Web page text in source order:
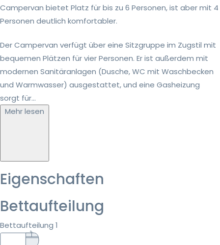
Campervan bietet Platz für bis zu 6 Personen, ist aber mit 4
Personen deutlich komfortabler.
Der Campervan verfügt über eine Sitzgruppe im Zugstil mit
bequemen Plätzen für vier Personen. Er ist außerdem mit
modernen Sanitäranlagen (Dusche, WC mit Waschbecken
und Warmwasser) ausgestattet, und eine Gasheizung
sorgt für...
Mehr lesen
Eigenschaften
Bettaufteilung
Bettaufteilung 1